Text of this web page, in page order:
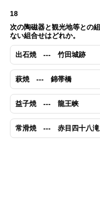
18
次の陶磁器と観光地等との
ない組合せはどれか。
出石焼 --- 竹田城跡
萩焼 --- 錦帯橋
益子焼 --- 龍王峡
常滑焼 --- 赤目四十八滝